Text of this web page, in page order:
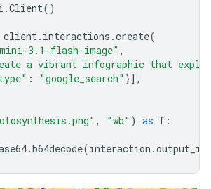
.Client()
client. interactions .create(
3.1-flash-image" ,
a vibrant infographic that
: "google_search" }],
, "wb" ) as f :
.b64decode(interaction .